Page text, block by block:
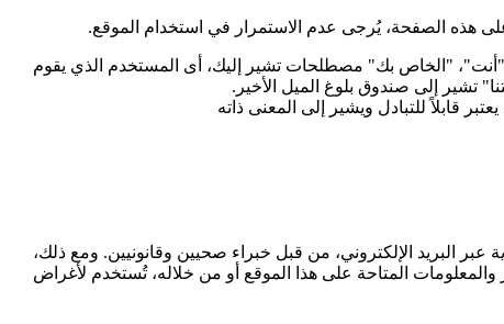
هذه الصفحة، يُرجى عدم الاستمرار في استخدام الموقع.
"أنت"، "الخاص بك" مصطلحات تشير إليك، أى المستخدم الذي يقوم
تشير إلى صندوق بلوغ الميل الأخير.
قابلاً للتبادل ويشير إلى المعنى ذاته
عبر البريد الإلكتروني، من قبل خبراء صحيين وقانونيين. ومع ذلك،
المتاحة على هذا الموقع أو من خلاله، تُستخدم لأغراض